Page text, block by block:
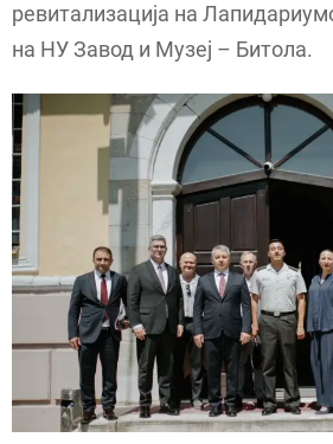
ревитализација на
на НУ Завод и Музеј – Битола.